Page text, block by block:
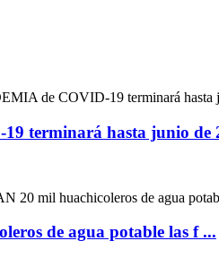
terminará hasta junio de
de agua potable las f ...